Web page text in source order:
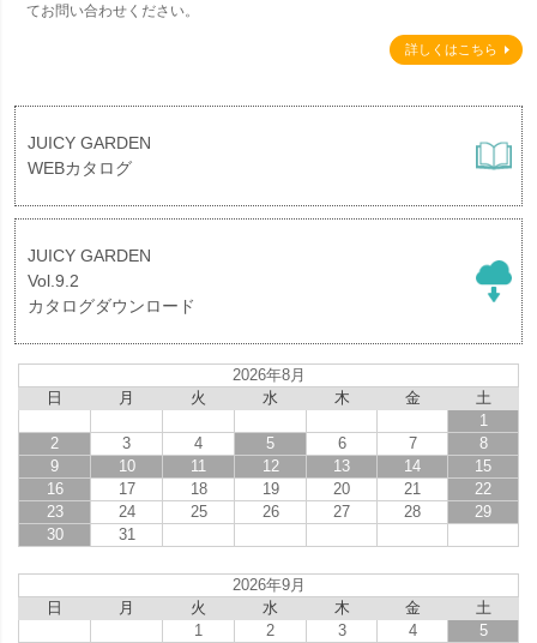
てお問い合わせください。
詳しくはこちら
JUICY GARDEN
WEBカタログ
JUICY GARDEN
Vol.9.2
カタログダウンロード
2026年8月
日
月 火 水 木 金
土
1
2
3 4 5 6 7
8
9
10 11 12 13 14
15
16
17 18 19 20 21
22
23
24 25 26 27 28
29
30
31
2026年9月
日
月 火 水 木 金
土
1
2 3 4 5